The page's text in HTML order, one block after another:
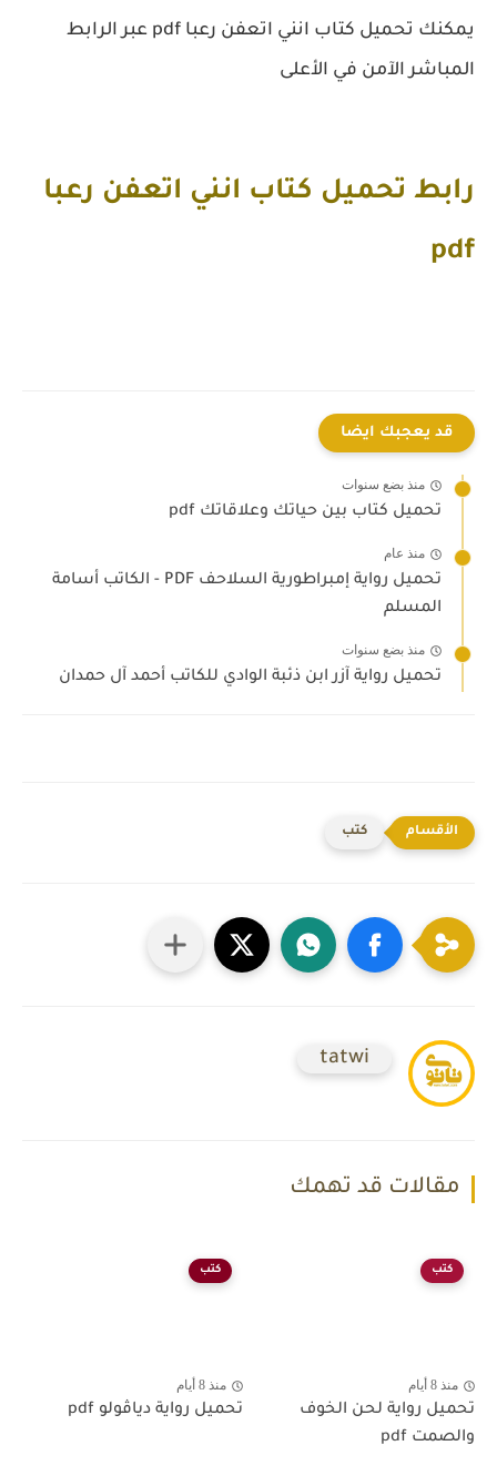
يمكنك تحميل كتاب انني اتعفن رعبا pdf عبر الرابط
المباشر الآمن في الأعلى
رابط تحميل كتاب انني اتعفن رعبا
pdf
قد يعجبك ايضا
منذ بضع سنوات
تحميل كتاب بين حياتك وعلاقاتك pdf
منذ عام
تحميل رواية إمبراطورية السلاحف PDF - الكاتب أسامة
المسلم
منذ بضع سنوات
تحميل رواية آزر ابن ذئبة الوادي للكاتب أحمد آل حمدان
كتب
tatwi
مقالات قد تهمك
كتب
منذ 8 أيام
تحميل رواية لحن الخوف
والصمت pdf
كتب
منذ 8 أيام
تحميل رواية دياڤولو pdf